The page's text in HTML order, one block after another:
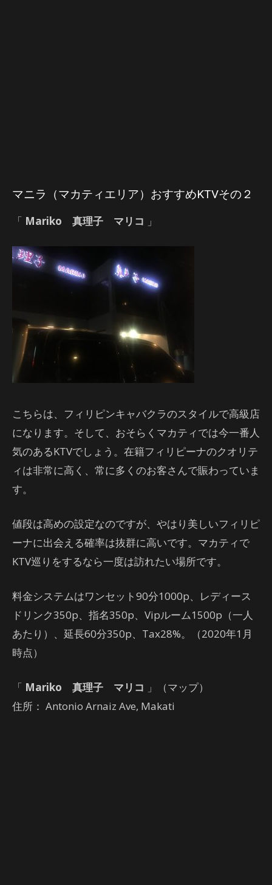
マニラ（マカティエリア）おすすめKTVその２
「 Mariko 真理子 マリコ 」
こちらは、フィリピンキャバクラのスタイルで高級店
になります。そして、おそらくマカティでは今一番人
気のあるKTVでしょう。在籍フィリピーナのクオリテ
ィは非常に高く、常に多くのお客さんで賑わっていま
す。
値段は高めの設定なのですが、やはり美しいフィリピ
ーナに出会える確率は抜群に高いです。マカティで
KTV巡りをするなら一度は訪れたい場所です。
料金システムはワンセット90分1000p、レディース
ドリンク350p、指名350p、Vipルーム1500p（一人
あたり）、延長60分350p、Tax28%。（2020年1月
時点）
「 Mariko 真理子 マリコ 」（マップ）
住所： Antonio Arnaiz Ave, Makati